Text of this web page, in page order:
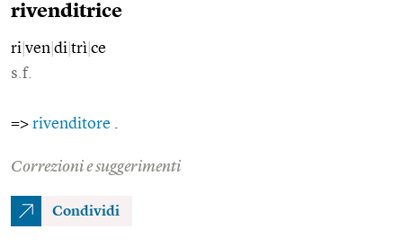
rivenditrice
ri ven di trì ce
s.f.
=> rivenditore
Correzioni e suggerimenti
Condividi